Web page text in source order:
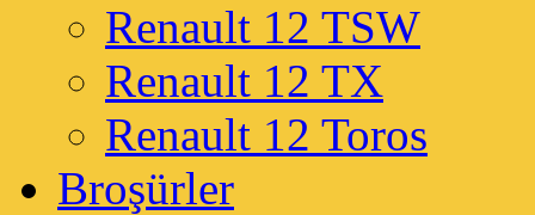
Renault 12 TSW
Renault 12 TX
Renault 12 Toros
Broşürler